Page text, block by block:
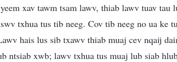
xav tawm tsam lawv, thiab lawv tuav
txhua tus tib neeg. Cov tib neeg no ua ke
hais lus sib txawv thiab muaj cev nqaij
ntsiab xwb; lawv txhua tus muaj lub siab